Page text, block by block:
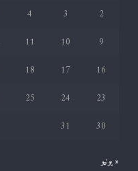
2
3
4
9
10
11
16
17
18
23
24
25
30
31
« يونيو